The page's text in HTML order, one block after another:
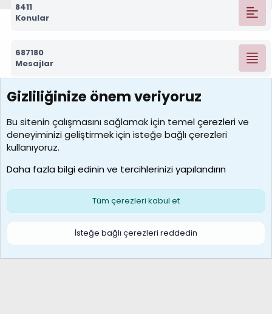
8411
Konular
687180
Mesajlar
7388
Kullanıcılar
borabekirogluu
Son üye
Çerezler
S
Gizliliğinize önem veriyoruz
Bu sitenin çalışmasını sağlamak için temelçerezlerive
deneyiminizi geliştirmek için isteğe bağlı çerezleri
kullanıyoruz.
Daha fazla bilgi edinin ve tercihlerinizi yapılandırın
Tüm çerezleri kabul et
İsteğe bağlı çerezleri reddedin